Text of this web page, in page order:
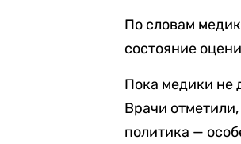
По словам
состояние
Пока медики не
Врачи
политика —